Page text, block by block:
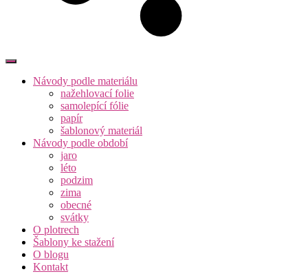
Návody podle materiálu
nažehlovací folie
samolepící fólie
papír
šablonový materiál
Návody podle období
jaro
léto
podzim
zima
obecné
svátky
O plotrech
Šablony ke stažení
O blogu
Kontakt